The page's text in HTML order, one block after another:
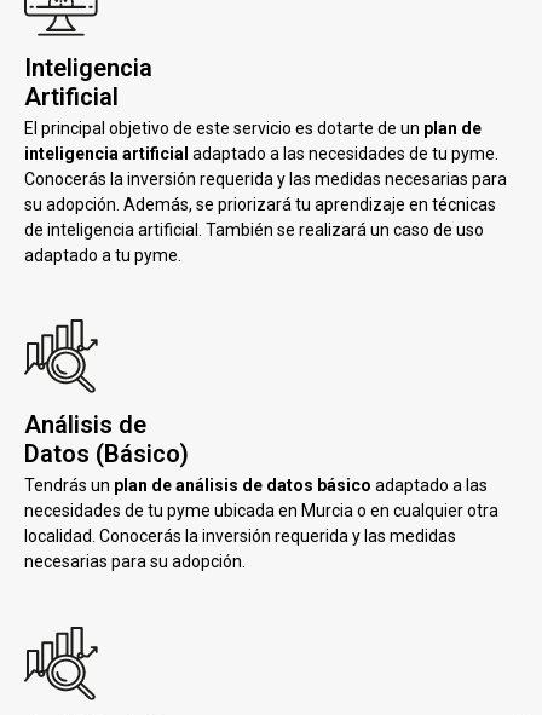
Inteligencia
Artificial
El principal objetivo de este servicio es dotarte de un plan de
inteligencia artificial adaptado a las necesidades de tu pyme.
Conocerás la inversión requerida y las medidas necesarias para
su adopción. Además, se priorizará tu aprendizaje en técnicas
de inteligencia artificial. También se realizará un caso de uso
adaptado a tu pyme.
Análisis de
Datos (Básico)
Tendrás un plan de análisis de datos básico adaptado a las
necesidades de tu pyme ubicada en Murcia o en cualquier otra
localidad. Conocerás la inversión requerida y las medidas
necesarias para su adopción.